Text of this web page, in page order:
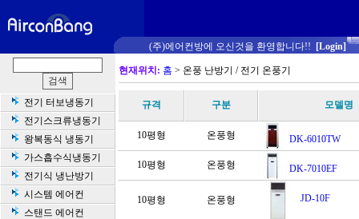
(주)에어컨방에 오신것을 환영합니다!! [Login]
전기 터보냉동기
전기스크류냉동기
왕복동식 냉동기
가스흡수식냉동기
전기식 냉난방기
시스템 에어컨
스탠드 에어컨
현재위치: 홈 > 온풍 난방기 / 전기 온풍기
규격 구분 모델명
10평형 온풍형 DK-6010TW
10평형 온풍형 DK-7010EF
10평형 온풍형 JD-10F